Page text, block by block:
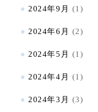
2024年9月 (1)
2024年6月 (2)
2024年5月 (1)
2024年4月 (1)
2024年3月 (3)